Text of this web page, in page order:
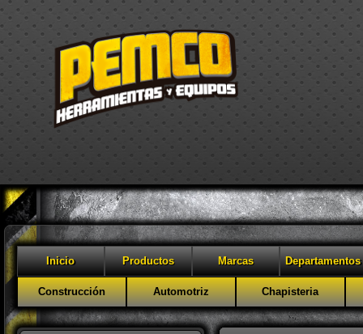
Inicio Productos Marcas Departamentos
Construcción Automotriz Chapisteria